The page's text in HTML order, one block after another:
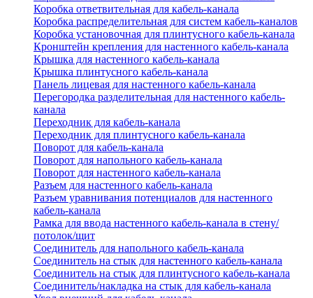
Коробка ответвительная для кабель-канала
Коробка распределительная для систем кабель-каналов
Коробка установочная для плинтусного кабель-канала
Кронштейн крепления для настенного кабель-канала
Крышка для настенного кабель-канала
Крышка плинтусного кабель-канала
Панель лицевая для настенного кабель-канала
Перегородка разделительная для настенного кабель-
канала
Переходник для кабель-канала
Переходник для плинтусного кабель-канала
Поворот для кабель-канала
Поворот для напольного кабель-канала
Поворот для настенного кабель-канала
Разъем для настенного кабель-канала
Разъем уравнивания потенциалов для настенного
кабель-канала
Рамка для ввода настенного кабель-канала в стену/
потолок/щит
Соединитель для напольного кабель-канала
Соединитель на стык для настенного кабель-канала
Соединитель на стык для плинтусного кабель-канала
Соединитель/накладка на стык для кабель-канала